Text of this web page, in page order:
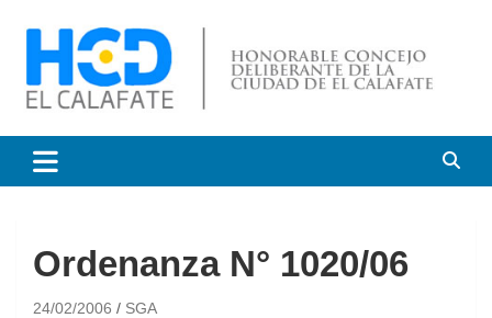
Honorable Concejo
Deliberante de El Calafate
Ordenanza N° 1020/06
24/02/2006 SGA